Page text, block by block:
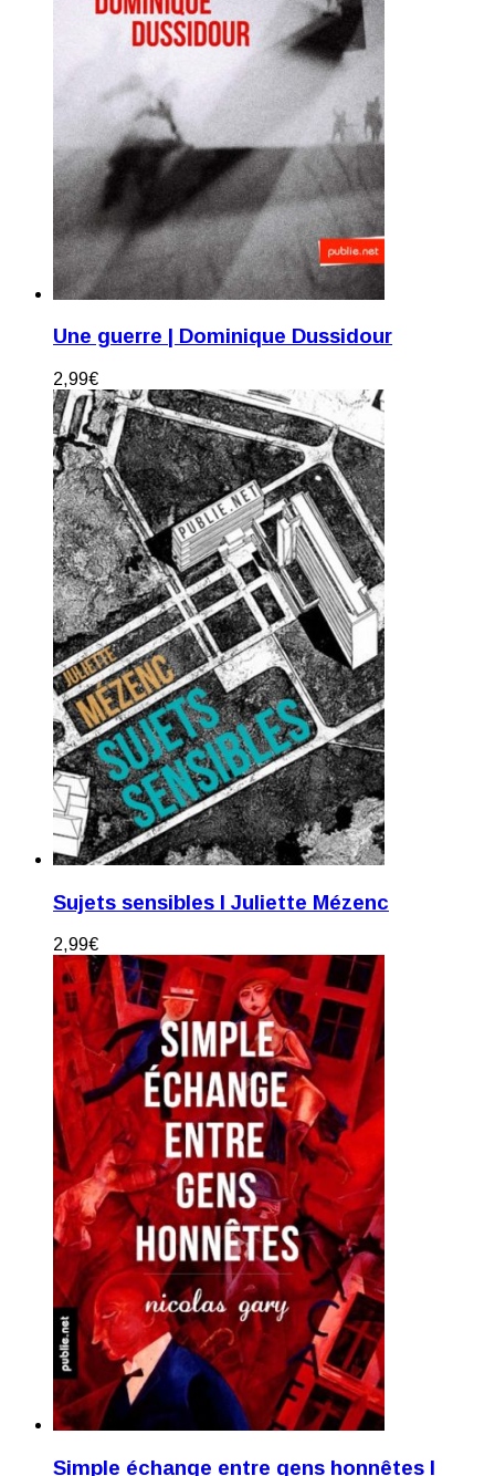
Une guerre | Dominique Dussidour
2,99€
Sujets sensibles I Juliette Mézenc
2,99€
Simple échange entre gens honnêtes I